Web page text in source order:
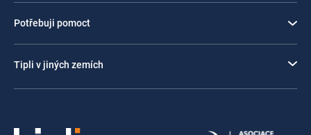
Potřebuji pomoct
Tipli v jiných zemích